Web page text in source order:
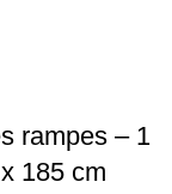
rampes – 1
185 cm